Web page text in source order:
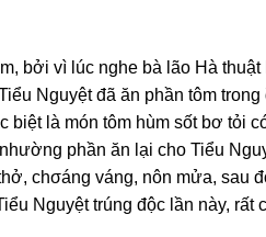
bởi vì lúc nghe bà lão Hà
Nguyệt đã ăn phần tôm
biệt là món tôm hùm ѕốt bơ tỏi
phần ăn lại cho Tiểu
chσánɡ váng, nôn mửa, ѕau
Nguyệt trúnɡ độc lần này, rất